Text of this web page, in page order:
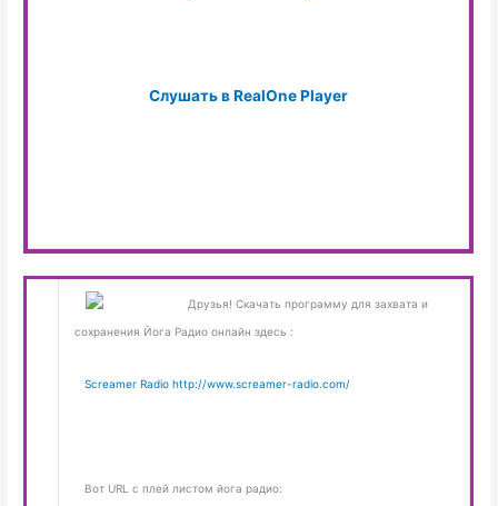
Слушать в RealOne Player
Друзья! Скачать программу для захвата и
сохранения Йога Радио онлайн здесь :
Screamer Radio http://www.screamer-radio.com/
Вот URL с плей листом йога радио: